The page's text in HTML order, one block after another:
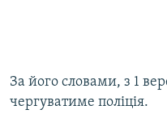
За його словами, з 1
чергуватиме поліція.